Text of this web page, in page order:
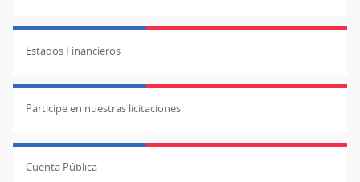
Estados Financieros
Participe en nuestras licitaciones
Cuenta Pública